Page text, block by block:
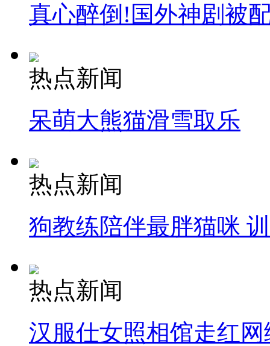
真心醉倒!国外神剧被
热点新闻
呆萌大熊猫滑雪取乐
热点新闻
狗教练陪伴最胖猫咪
热点新闻
汉服仕女照相馆走红网